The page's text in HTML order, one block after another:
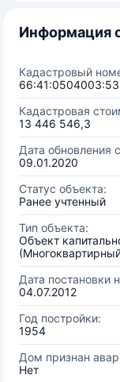
Информация
Кадастровый
66:41:0504003:53
Кадастровая
13 446 546,3
Дата обновления
09.01.2020
Статус объекта:
Ранее учтенный
Тип объекта:
Объект
Дата постановки
04.07.2012
Год постройки:
1954
Дом признан
Нет